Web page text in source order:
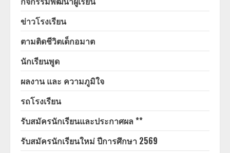
ข่าวโรงเรียน
ตามติดชีวิตเด็กอมาต
นักเรียนพูด
ผลงาน และ ความภูมิใจ
รถโรงเรียน
รับสมัครนักเรียนและประกาศผล **
รับสมัครนักเรียนใหม่ ปีการศึกษา 2569